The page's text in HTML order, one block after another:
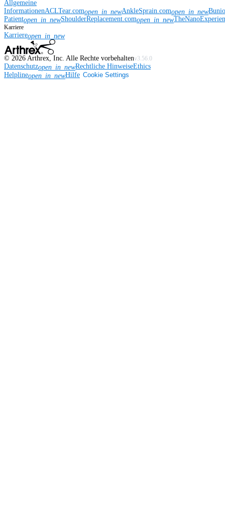
Allgemeine
InformationenACLTear.comopen_in_newAnkleSprain.comopen_in_new
Patientopen_in_newShoulderReplacement.comopen_in_new
Karriere
Karriereopen_in_new
© 2026 Arthrex, Inc. Alle Rechte vorbehaltenv3.56.0
Datenschutzopen_in_newRechtliche HinweiseEthics
Helplineopen_in_newHilfe Cookie Settings